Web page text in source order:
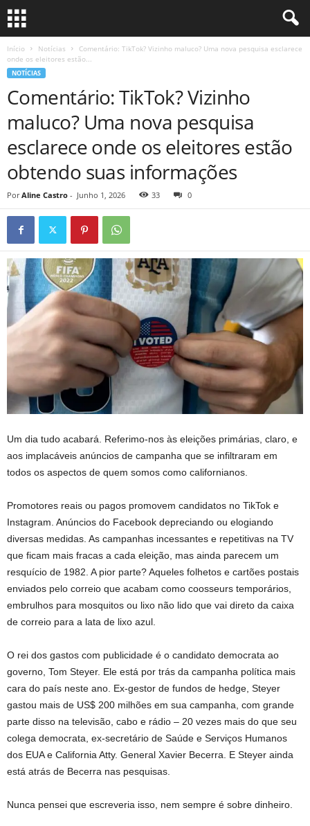
Início Notícias
Comentário: TikTok? Vizinho maluco? Uma nova pesquisa esclarece
onde os eleitores estão...
NOTÍCIAS
Comentário: TikTok? Vizinho
maluco? Uma nova pesquisa
esclarece onde os eleitores estão
obtendo suas informações
Por Aline Castro - Junho 1, 2026 33 0
Um dia tudo acabará. Referimo-nos às eleições primárias, claro, e
aos implacáveis ​​anúncios de campanha que se infiltraram em
todos os aspectos de quem somos como californianos.
Promotores reais ou pagos promovem candidatos no TikTok e
Instagram. Anúncios do Facebook depreciando ou elogiando
diversas medidas. As campanhas incessantes e repetitivas na TV
que ficam mais fracas a cada eleição, mas ainda parecem um
resquício de 1982. A pior parte? Aqueles folhetos e cartões postais
enviados pelo correio que acabam como coosseurs temporários,
embrulhos para mosquitos ou lixo não lido que vai direto da caixa
de correio para a lata de lixo azul.
O rei dos gastos com publicidade é o candidato democrata ao
governo, Tom Steyer. Ele está por trás da campanha política mais
cara do país neste ano. Ex-gestor de fundos de hedge, Steyer
gastou mais de US$ 200 milhões em sua campanha, com grande
parte disso na televisão, cabo e rádio – 20 vezes mais do que seu
colega democrata, ex-secretário de Saúde e Serviços Humanos
dos EUA e California Atty. General Xavier Becerra. E Steyer ainda
está atrás de Becerra nas pesquisas.
Nunca pensei que escreveria isso, nem sempre é sobre dinheiro.